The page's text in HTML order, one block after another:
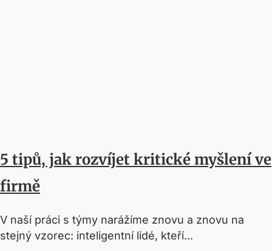
5 tipů, jak rozvíjet kritické myšlení ve
firmě
V naší práci s týmy narážíme znovu a znovu na
stejný vzorec: inteligentní lidé, kteří...